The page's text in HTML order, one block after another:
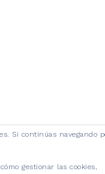
Si continúas navegando
gestionar las cookies,